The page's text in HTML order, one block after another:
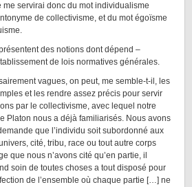
me servirai donc du mot individualisme
de collectivisme, et du mot égoïsme
des notions dont dépend –
de lois normatives générales.
vagues, on peut, me semble-t-il, les
et les rendre assez précis pour servir
par le collectivisme, avec lequel notre
Platon nous a déjà familiarisés. Nous avons
que l’individu soit subordonné aux
cité, tribu, race ou tout autre corps
que nous n’avons cité qu’en partie, il
soin de toutes choses a tout disposé pour
de l’ensemble où chaque partie […] ne